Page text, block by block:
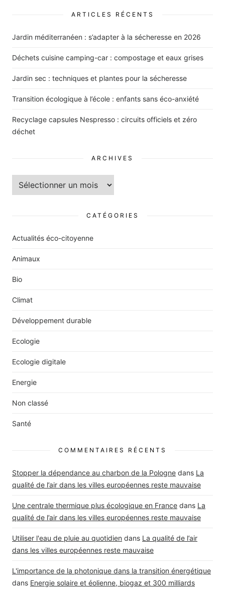
ARTICLES RÉCENTS
Jardin méditerranéen : s’adapter à la sécheresse en 2026
Déchets cuisine camping-car : compostage et eaux grises
Jardin sec : techniques et plantes pour la sécheresse
Transition écologique à l’école : enfants sans éco-anxiété
Recyclage capsules Nespresso : circuits officiels et zéro
déchet
ARCHIVES
Archives
CATÉGORIES
Actualités éco-citoyenne
Animaux
Bio
Climat
Développement durable
Ecologie
Ecologie digitale
Energie
Non classé
Santé
COMMENTAIRES RÉCENTS
Stopper la dépendance au charbon de la Pologne dans La
qualité de l’air dans les villes européennes reste mauvaise
Une centrale thermique plus écologique en France dans La
qualité de l’air dans les villes européennes reste mauvaise
Utiliser l'eau de pluie au quotidien dans La qualité de l’air
dans les villes européennes reste mauvaise
L'importance de la photonique dans la transition énergétique
dans Energie solaire et éolienne, biogaz et 300 milliards